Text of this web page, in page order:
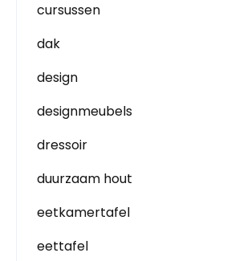
cursussen
dak
design
designmeubels
dressoir
duurzaam hout
eetkamertafel
eettafel